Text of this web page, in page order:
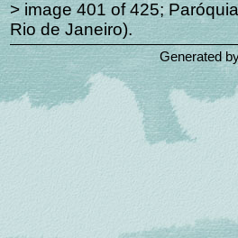
> image 401 of 425;
Rio de Janeiro).
Generated